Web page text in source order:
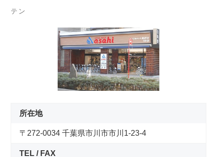
特集・イベント
メンテナンス・カスタム講座
自転車・パーツの使い方・選び方
コンセプトストア
テン
所在地
〒272-0034 千葉県市川市市川1-23-4
TEL / FAX